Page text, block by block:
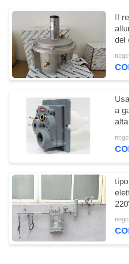
INFORMATIVA
SULLA
PRIVACY
Il
del
a
di